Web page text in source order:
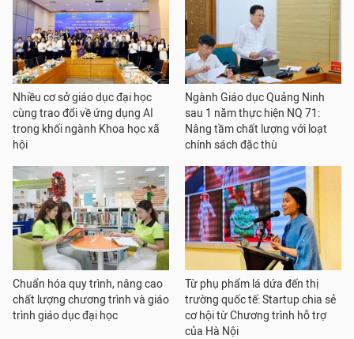
Nhiều cơ sở giáo dục đại học
cùng trao đổi về ứng dụng AI
trong khối ngành Khoa học xã
hội
Ngành Giáo dục Quảng Ninh
sau 1 năm thực hiện NQ 71:
Nâng tầm chất lượng với loạt
chính sách đặc thù
Chuẩn hóa quy trình, nâng cao
chất lượng chương trình và giáo
trình giáo dục đại học
Từ phụ phẩm lá dứa đến thị
trường quốc tế: Startup chia sẻ
cơ hội từ Chương trình hỗ trợ
của Hà Nội